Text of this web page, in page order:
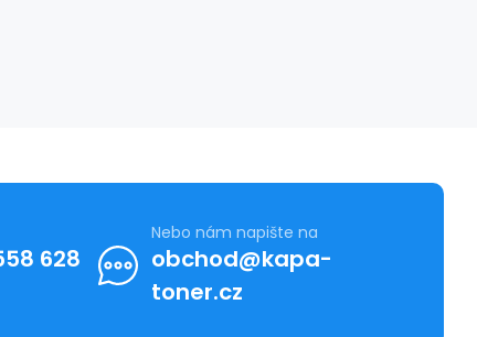
628
Nebo nám napište na
obchod@kapa-
toner.cz